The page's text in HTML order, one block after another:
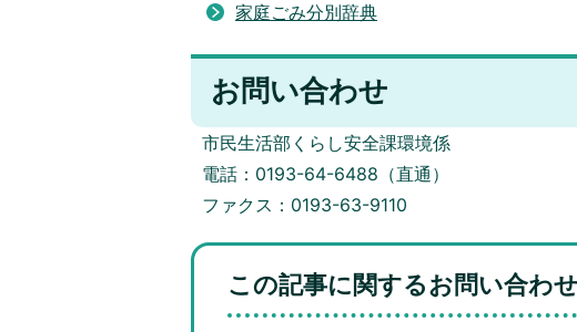
家庭ごみ分別辞典
お問い合わせ
市民生活部くらし安全課環境係
電話：0193-64-6488（直通）
ファクス：0193-63-9110
この記事に関するお問い合わ